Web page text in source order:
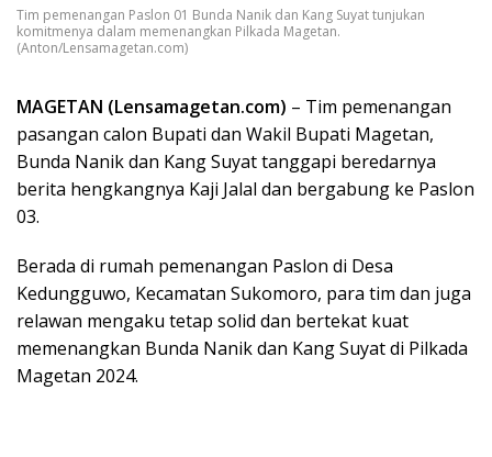
Tim pemenangan Paslon 01 Bunda Nanik dan Kang Suyat tunjukan
komitmenya dalam memenangkan Pilkada Magetan.
(Anton/Lensamagetan.com)
MAGETAN (Lensamagetan.com) – Tim pemenangan
pasangan calon Bupati dan Wakil Bupati Magetan,
Bunda Nanik dan Kang Suyat tanggapi beredarnya
berita hengkangnya Kaji Jalal dan bergabung ke Paslon
03.
Berada di rumah pemenangan Paslon di Desa
Kedungguwo, Kecamatan Sukomoro, para tim dan juga
relawan mengaku tetap solid dan bertekat kuat
memenangkan Bunda Nanik dan Kang Suyat di Pilkada
Magetan 2024.